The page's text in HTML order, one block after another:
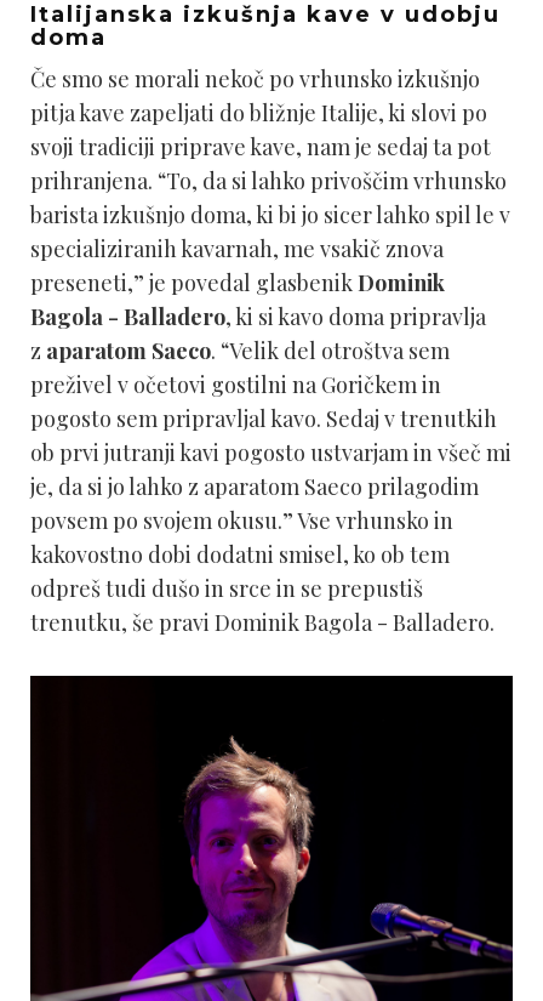
Italijanska izkušnja kave v udobju
doma
Če smo se morali nekoč po vrhunsko izkušnjo
pitja kave zapeljati do bližnje Italije, ki slovi po
svoji tradiciji priprave kave, nam je sedaj ta pot
prihranjena. “To, da si lahko privoščim vrhunsko
barista izkušnjo doma, ki bi jo sicer lahko spil le v
specializiranih kavarnah, me vsakič znova
preseneti,” je povedal glasbenikDominik
Bagola - Balladero, ki si kavo doma pripravlja
z aparatom Saeco. “Velik del otroštva sem
preživel v očetovi gostilni na Goričkem in
pogosto sem pripravljal kavo. Sedaj v trenutkih
ob prvi jutranji kavi pogosto ustvarjam in všeč mi
je, da si jo lahko z aparatom Saeco prilagodim
povsem po svojem okusu.” Vse vrhunsko in
kakovostno dobi dodatni smisel, ko ob tem
odpreš tudi dušo in srce in se prepustiš
trenutku, še pravi Dominik Bagola - Balladero.